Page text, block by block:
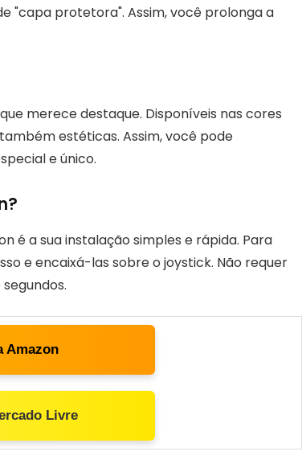
"capa protetora". Assim, você prolonga a
merece destaque. Disponíveis nas cores
estéticas. Assim, você pode
e único.
é a sua instalação simples e rápida. Para
e encaixá-las sobre o joystick. Não requer
Amazon
Livre